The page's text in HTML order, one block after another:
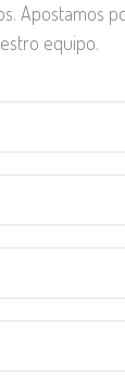
Apostamos
equipo.